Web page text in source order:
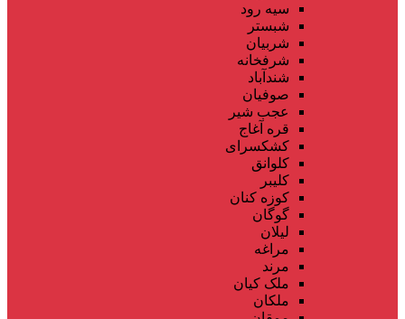
سیه رود
شبستر
شربیان
شرفخانه
شندآباد
صوفیان
عجب شیر
قره آغاج
کشکسرای
کلوانق
کلیبر
کوزه کنان
گوگان
لیلان
مراغه
مرند
ملک کیان
ملکان